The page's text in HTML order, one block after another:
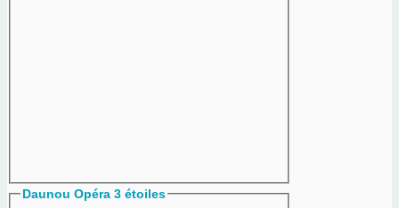
Daunou Opéra 3 étoiles